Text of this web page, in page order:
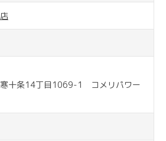
寒十条14丁目1069-1 コメリパワー